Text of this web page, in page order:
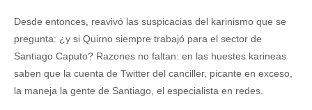
Desde entonces, reavivó las suspicacias del karinismo que se
pregunta: ¿y si Quirno siempre trabajó para el sector de
Santiago Caputo? Razones no faltan: en las huestes karineas
saben que la cuenta de Twitter del canciller, picante en exceso,
la maneja la gente de Santiago, el especialista en redes.